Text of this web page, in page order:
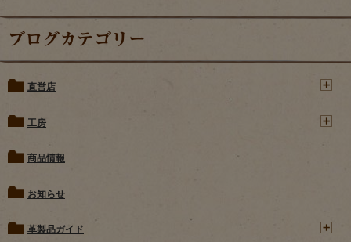
ブログカテゴリー
直営店
工房
商品情報
お知らせ
革製品ガイド